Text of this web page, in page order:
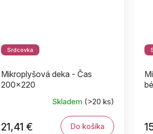
Srdcovka
Mikroplyšová deka - Čas
200x220
Skladem (>20 ks)
21,41 € Do košíka